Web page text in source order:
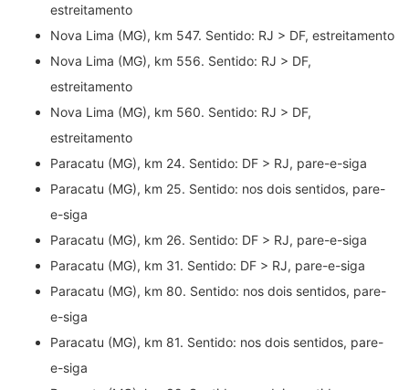
estreitamento
Nova Lima (MG), km 547. Sentido: RJ > DF, estreitamento
Nova Lima (MG), km 556. Sentido: RJ > DF,
estreitamento
Nova Lima (MG), km 560. Sentido: RJ > DF,
estreitamento
Paracatu (MG), km 24. Sentido: DF > RJ, pare-e-siga
Paracatu (MG), km 25. Sentido: nos dois sentidos, pare-
e-siga
Paracatu (MG), km 26. Sentido: DF > RJ, pare-e-siga
Paracatu (MG), km 31. Sentido: DF > RJ, pare-e-siga
Paracatu (MG), km 80. Sentido: nos dois sentidos, pare-
e-siga
Paracatu (MG), km 81. Sentido: nos dois sentidos, pare-
e-siga